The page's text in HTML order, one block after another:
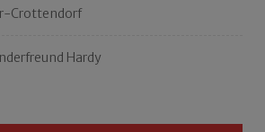
Crottendorf
Hardy